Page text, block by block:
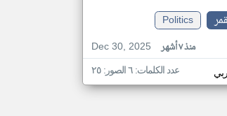
Politics
Dec 30, 2025
منذ ٧ أشهر
عدد الكلمات: ٦ الصور: ٢٥